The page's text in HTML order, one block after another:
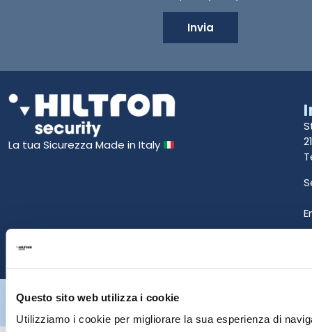
Questo sito web utilizza i cookie
Utilizziamo i cookie per migliorare la sua esperienza di
Invia
La tua Sicurezza Made in Italy
Hiltron Security è distribuito in Italia da Hiltron Land S.r.l. | P.IVA
IT07395971216| Design byav communication.it
riservati